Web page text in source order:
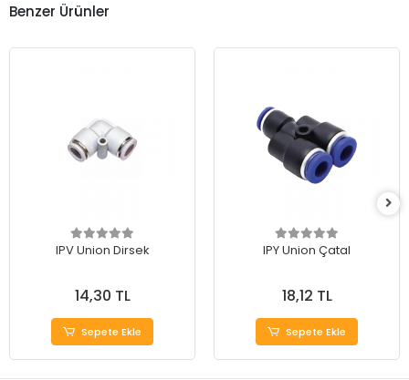
Benzer Ürünler
IPV Union Dirsek
14,30 TL
Sepete Ekle
IPY Union Çatal
18,12 TL
Sepete Ekle